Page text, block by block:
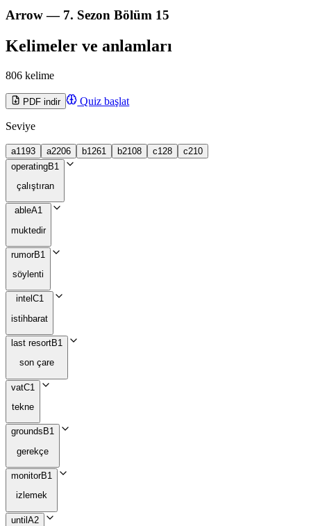
Arrow — 7. Sezon Bölüm 15
Kelimeler ve anlamları
806 kelime
PDF indir Quiz başlat
Seviye
a1 193 a2206 b1 261 b2108 c1 28 c210
operatingB1
çalıştıran
ableA1
muktedir
rumorB1
söylenti
intel C1
istihbarat
last resortB1
son çare
vatC1
tekne
grounds B1
gerekçe
monitorB1
izlemek
until A2